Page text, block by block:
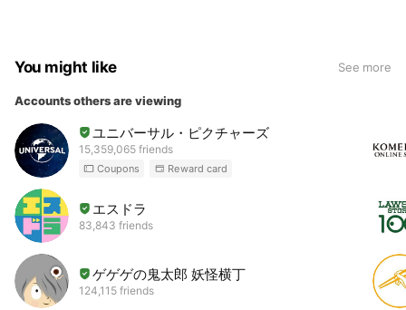
You might like See more
Accounts others are viewing
ユニバーサル・ピクチャーズ
15,359,065 friends
Coupons Reward card
エスドラ
83,843 friends
ゲゲゲの鬼太郎 妖怪横丁
124,115 friends